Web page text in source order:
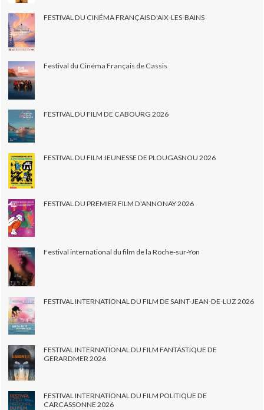
FESTIVAL DU CINÉMA FRANÇAIS D'AIX-LES-BAINS
Festival du Cinéma Français de Cassis
FESTIVAL DU FILM DE CABOURG 2026
FESTIVAL DU FILM JEUNESSE DE PLOUGASNOU 2026
FESTIVAL DU PREMIER FILM D'ANNONAY 2026
Festival international du film de la Roche-sur-Yon
FESTIVAL INTERNATIONAL DU FILM DE SAINT-JEAN-DE-LUZ 2026
FESTIVAL INTERNATIONAL DU FILM FANTASTIQUE DE
GERARDMER 2026
FESTIVAL INTERNATIONAL DU FILM POLITIQUE DE
CARCASSONNE 2026